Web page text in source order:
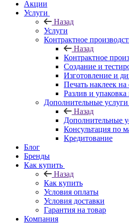
Акции
Услуги
Назад
Услуги
Контрактное
Назад
Контрактное
Создание и
Изготовление и
Печать наклеек на
Разлив и
Дополнительные услуги
Назад
Дополнительные
Консультация по
Кредитование
Блог
Бренды
Как купить
Назад
Как купить
Условия оплаты
Условия доставки
Гарантия на товар
Компания